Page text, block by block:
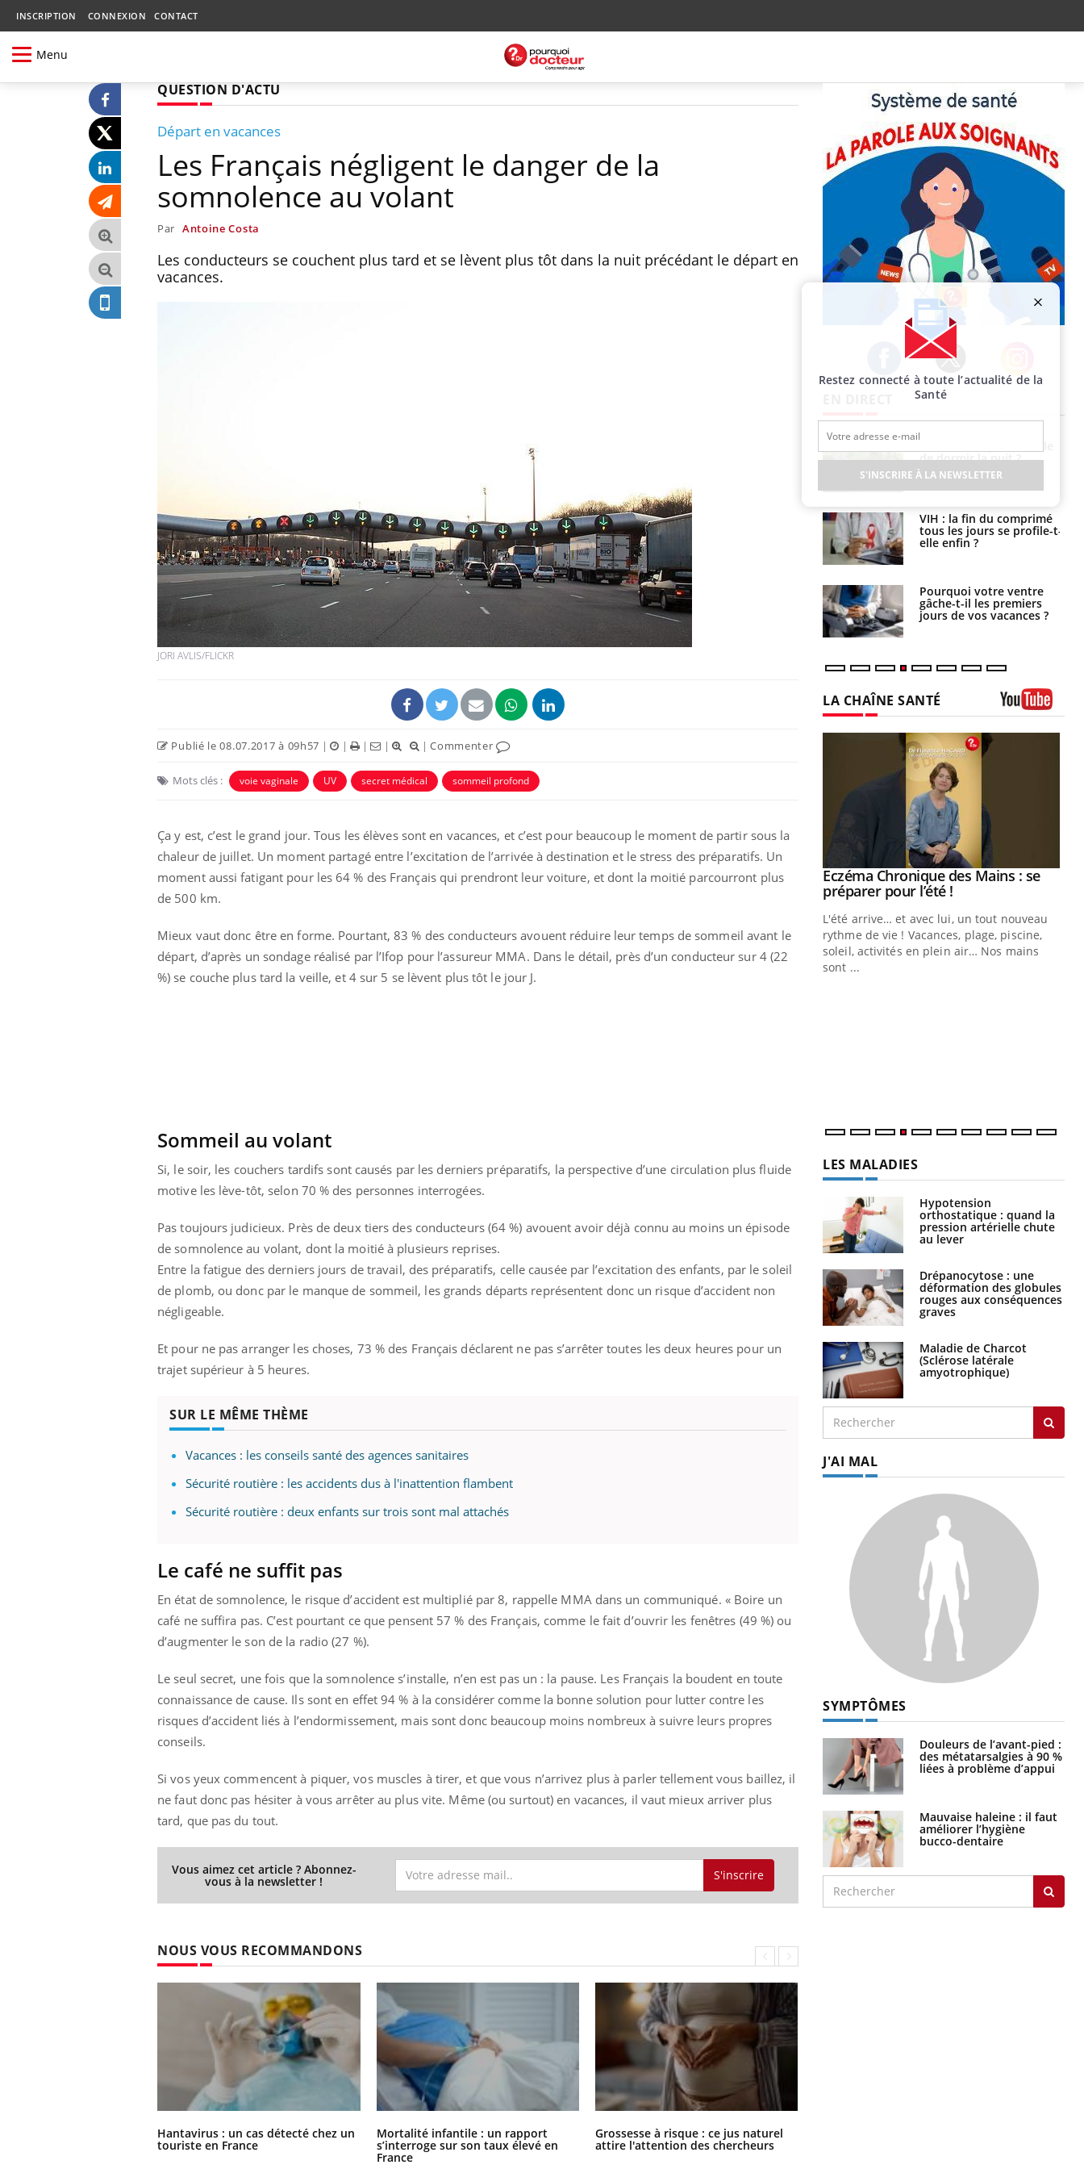
INSCRIPTION CONNEXION CONTACT
Menu
QUESTION D'ACTU
Départ en vacances
Les Français négligent le danger de la
somnolence au volant
Par Antoine Costa
Les conducteurs se couchent plus tard et se lèvent plus tôt dans la nuit précédant le départ en
vacances.
JORI AVLIS/FLICKR
Publié le 08.07.2017 à 09h57 | | | | |Commenter
Mots clés : voie vaginale UV secret médical sommeil profond
Ça y est, c’est le grand jour. Tous les élèves sont en vacances, et c’est pour beaucoup le moment de partir sous la
chaleur de juillet. Un moment partagé entre l’excitation de l’arrivée à destination et le stress des préparatifs. Un
moment aussi fatigant pour les 64 % des Français qui prendront leur voiture, et dont la moitié parcourront plus
de 500 km.
Mieux vaut donc être en forme. Pourtant, 83 % des conducteurs avouent réduire leur temps de sommeil avant le
départ, d’après un sondage réalisé par l’Ifop pour l’assureur MMA. Dans le détail, près d’un conducteur sur 4 (22
%) se couche plus tard la veille, et 4 sur 5 se lèvent plus tôt le jour J.
Sommeil au volant
Si, le soir, les couchers tardifs sont causés par les derniers préparatifs, la perspective d’une circulation plus fluide
motive les lève-tôt, selon 70 % des personnes interrogées.
Pas toujours judicieux. Près de deux tiers des conducteurs (64 %) avouent avoir déjà connu au moins un épisode
de somnolence au volant, dont la moitié à plusieurs reprises.
Entre la fatigue des derniers jours de travail, des préparatifs, celle causée par l’excitation des enfants, par le soleil
de plomb, ou donc par le manque de sommeil, les grands départs représentent donc un risque d’accident non
négligeable.
Et pour ne pas arranger les choses, 73 % des Français déclarent ne pas s’arrêter toutes les deux heures pour un
trajet supérieur à 5 heures.
SUR LE MÊME THÈME
Vacances : les conseils santé des agences sanitaires
Sécurité routière : les accidents dus à l'inattention flambent
Sécurité routière : deux enfants sur trois sont mal attachés
Le café ne suffit pas
En état de somnolence, le risque d’accident est multiplié par 8, rappelle MMA dans un communiqué. « Boire un
café ne suffira pas. C’est pourtant ce que pensent 57 % des Français, comme le fait d’ouvrir les fenêtres (49 %) ou
d’augmenter le son de la radio (27 %).
Le seul secret, une fois que la somnolence s’installe, n’en est pas un : la pause. Les Français la boudent en toute
connaissance de cause. Ils sont en effet 94 % à la considérer comme la bonne solution pour lutter contre les
risques d’accident liés à l’endormissement, mais sont donc beaucoup moins nombreux à suivre leurs propres
conseils.
Si vos yeux commencent à piquer, vos muscles à tirer, et que vous n’arrivez plus à parler tellement vous baillez, il
ne faut donc pas hésiter à vous arrêter au plus vite. Même (ou surtout) en vacances, il vaut mieux arriver plus
tard, que pas du tout.
Vous aimez cet article ? Abonnez-
vous à la newsletter ! S'inscrire
NOUS VOUS RECOMMANDONS
Hantavirus : un cas détecté chez un
touriste en France
Mortalité infantile : un rapport
s’interroge sur son taux élevé en
France
Grossesse à risque : ce jus naturel
attire l'attention des chercheurs
Facebook Twitter Instagram
Mortalité infantile : un
rapport s’interroge sur
son taux élevé en France
Grossesse à risque : ce jus
naturel attire l'attention
des chercheurs
Comment oublier les
écrans en vacances ?
Toujours connectés :
comment le travail
empiète de plus en plus
sur nos soirées
Cancer colorectal : une
stratégie simple aurait
changé la donne au Pays
Les médicaments GLP-1
Cytomégalovirus : ce qui
change dans la prise en
charge des femmes
enceintes
de dormir la nuit ?
VIH : la fin du comprimé
tous les jours se profile-t-
elle enfin ?
Pourquoi votre ventre
gâche-t-il les premiers
jours de vos vacances ?
LA CHAÎNE SANTÉ
Eczéma Chronique des Mains :
expliquer ma maladie Youtube
d'autres non ! D'un côté, poser des
questions sur la maladie d'un proche c'est
Youtube
Carence en fer : comprendre pour
Youtube
même alopécie… Les symptômes de la
carence en fer sont multiples ce qui la rend
Youtube
Insuline & Charge mentale : et si on
Youtube
reste entourée d'idées reçues chez les
patients comme parfois chez les soignants.
Youtube
Eczéma Chronique des Mains : se
préparer pour l’été !Youtube
L'été arrive… et avec lui, un tout nouveau
rythme de vie ! Vacances, plage, piscine,
soleil, activités en plein air… Nos mains
sont ...
LES MALADIES
Hypotension
orthostatique : quand la
pression artérielle chute
au lever
Drépanocytose : une
déformation des globules
rouges aux conséquences
graves
Maladie de Charcot
(Sclérose latérale
amyotrophique)
J'AI MAL
SYMPTÔMES
Douleurs de l’avant-pied :
des métatarsalgies à 90 %
liées à problème d’appui
Mauvaise haleine : il faut
améliorer l’hygiène
bucco-dentaire
Restez connecté à toute l’actualité de la
Santé
S'INSCRIRE À LA NEWSLETTER